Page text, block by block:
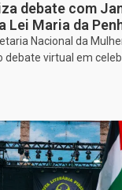
debate com
Lei Maria da
Nacional da
debate virtual em